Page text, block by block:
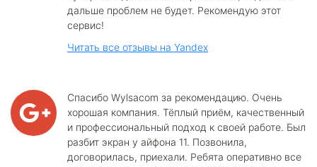
дальше проблем не будет. Рекомендую этот
сервис!
Читать все отзывы на Yandex
Спасибо Wylsacom за рекомендацию. Очень
хорошая компания. Тёплый приём, качественный
и профессиональный подход к своей работе. Был
разбит экран у айфона 11. Позвонила,
договорилась, приехали. Ребята оперативно все